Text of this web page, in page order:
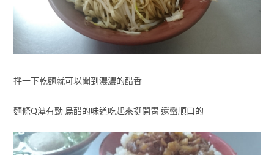
拌一下乾麵就可以聞到濃濃的醋香
麵條Q潭有勁 烏醋的味道吃起來挺開胃 還蠻順口的